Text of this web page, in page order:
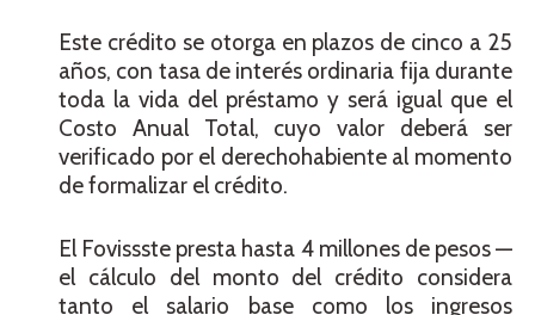
Este crédito se otorga en plazos de cinco a 25
años, con tasa de interés ordinaria fija durante
toda la vida del préstamo y será igual que el
Costo Anual Total, cuyo valor deberá ser
verificado por el derechohabiente al momento
de formalizar el crédito.
El Fovissste presta hasta 4 millones de pesos —
el cálculo del monto del crédito considera
tanto el salario base como los ingresos